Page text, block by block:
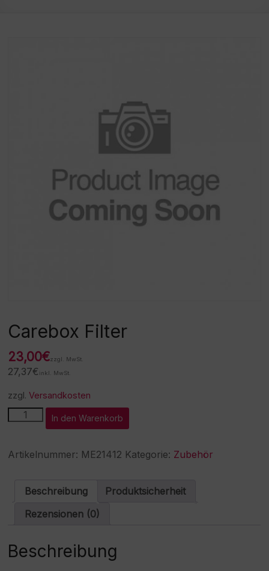
Carebox Filter
23,00€zzgl. MwSt.
27,37€ inkl. MwSt.
zzgl.Versandkosten
Carebox
Filter
In den Warenkorb
l
e
r
t
Artikelnummer: ME21412 Kategorie: Zubehör
Beschreibung
Produktsicherheit
Rezensionen (0)
Beschreibung